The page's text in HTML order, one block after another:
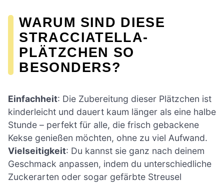
WARUM SIND DIESE
STRACCIATELLA-
PLÄTZCHEN SO
BESONDERS?
Einfachheit: Die Zubereitung dieser Plätzchen ist
kinderleicht und dauert kaum länger als eine halbe
Stunde – perfekt für alle, die frisch gebackene
Kekse genießen möchten, ohne zu viel Aufwand.
Vielseitigkeit: Du kannst sie ganz nach deinem
Geschmack anpassen, indem du unterschiedliche
Zuckerarten oder sogar gefärbte Streusel